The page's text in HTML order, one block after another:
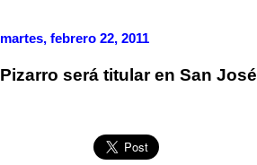
martes, febrero 22, 2011
Pizarro será titular en San José